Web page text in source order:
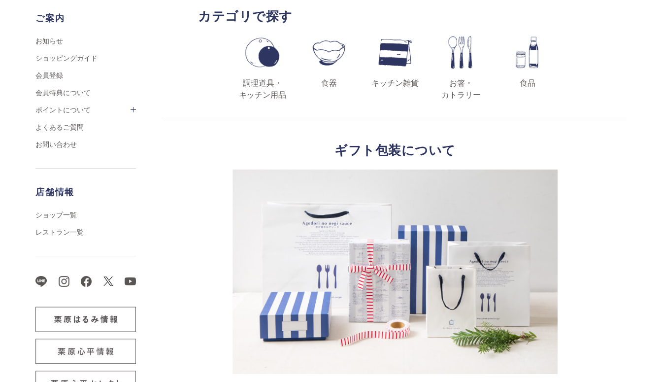
ご案内
お知らせ
ショッピングガイド
会員登録
会員特典について
ポイントについて
よくあるご質問
お問い合わせ
店舗情報
ショップ一覧
レストラン一覧
カテゴリで探す
調理道具・
キッチン用品
食器 キッチン雑貨
お箸・
カトラリー
食品
ギフト包装について